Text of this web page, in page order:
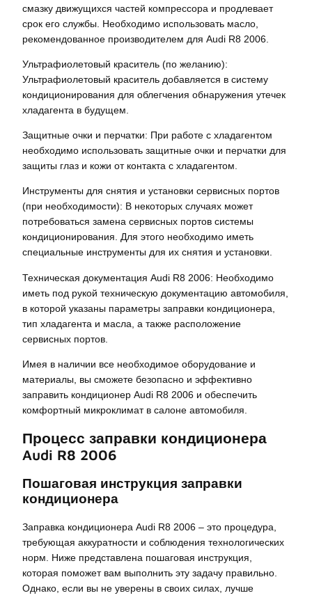
смазку движущихся частей компрессора и продлевает
срок его службы. Необходимо использовать масло,
рекомендованное производителем для Audi R8 2006.
Ультрафиолетовый краситель (по желанию):
Ультрафиолетовый краситель добавляется в систему
кондиционирования для облегчения обнаружения утечек
хладагента в будущем.
Защитные очки и перчатки: При работе с хладагентом
необходимо использовать защитные очки и перчатки для
защиты глаз и кожи от контакта с хладагентом.
Инструменты для снятия и установки сервисных портов
(при необходимости): В некоторых случаях может
потребоваться замена сервисных портов системы
кондиционирования. Для этого необходимо иметь
специальные инструменты для их снятия и установки.
Техническая документация Audi R8 2006: Необходимо
иметь под рукой техническую документацию автомобиля,
в которой указаны параметры заправки кондиционера,
тип хладагента и масла, а также расположение
сервисных портов.
Имея в наличии все необходимое оборудование и
материалы, вы сможете безопасно и эффективно
заправить кондиционер Audi R8 2006 и обеспечить
комфортный микроклимат в салоне автомобиля.
Процесс заправки кондиционера
Audi R8 2006
Пошаговая инструкция заправки
кондиционера
Заправка кондиционера Audi R8 2006 – это процедура,
требующая аккуратности и соблюдения технологических
норм. Ниже представлена пошаговая инструкция,
которая поможет вам выполнить эту задачу правильно.
Однако, если вы не уверены в своих силах, лучше